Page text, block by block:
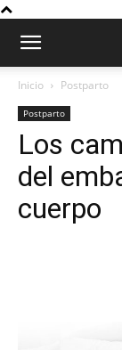
Inicio Postparto
Postparto
Los
del
cuerpo